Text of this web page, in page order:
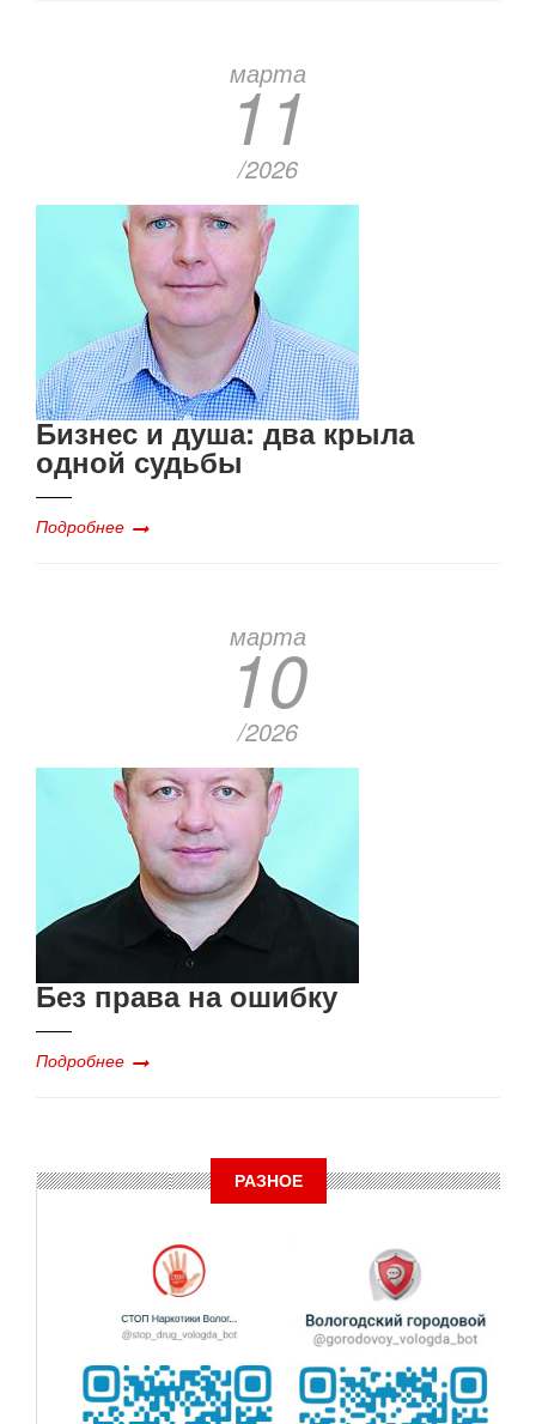
марта
11
/2026
Бизнес и душа: два крыла
одной судьбы
Подробнее
марта
10
/2026
Без права на ошибку
Подробнее
РАЗНОЕ